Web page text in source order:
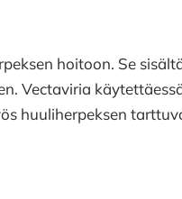
hoitoon. Se
Vectaviria
huuliherpeksen